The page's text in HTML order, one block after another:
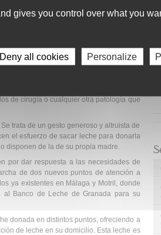
días tras el nacimiento.
tanto la extracción, procesamiento y
forma segura con las máximas garantías
en su procesamiento como en su
precisa de un manejo que garantice su
inmunológicas.
su composición y con los controles
queda, dispuesta para ser utilizada,
de cirugía o cualquier otra patología que
trata de un gesto generoso y altruista de
el esfuerzo de sacar leche para donarla
disponen de la de su propia madre.
por dar respuesta a las necesidades de
de dos nuevos puntos de atención a
ya existentes en Málaga y Motril, donde
al Banco de Leche de Granada para su
donada en distintos puntos, ofreciendo a
de leche en su domicilio. Esta leche es
gives you control over what you
all cookies Personalize